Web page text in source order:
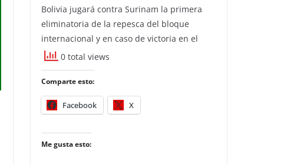
Bolivia jugará contra Surinam la primera
eliminatoria de la repesca del bloque
internacional y en caso de victoria en el
0 total views
Comparte esto:
Facebook X
Me gusta esto: